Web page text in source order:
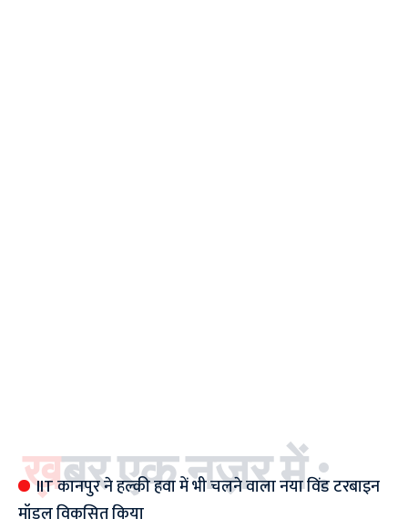
ख़बर एक नज़र में :
IIT कानपुर ने हल्की हवा में भी चलने वाला नया विंड टरबाइन
मॉडल विकसित किया